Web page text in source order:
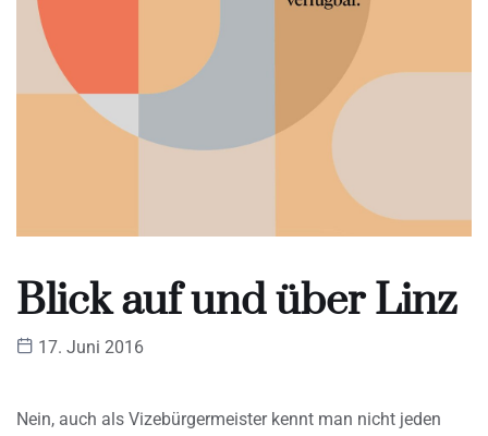
Blick auf und über Linz
17. Juni 2016
Nein, auch als Vizebürgermeister kennt man nicht jeden